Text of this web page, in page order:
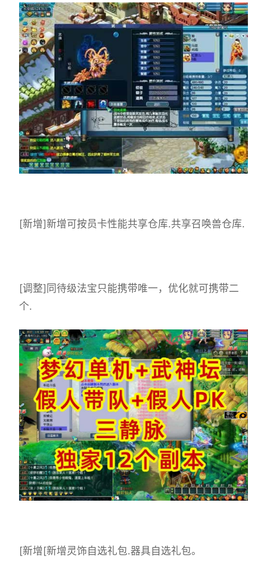
[新增]新增可按员卡性能共享仓库.共享召唤兽仓库.
[调整]同待级法宝只能携带唯一，优化就可携带二
个.
[新增[新增灵饰自选礼包.器具自选礼包。